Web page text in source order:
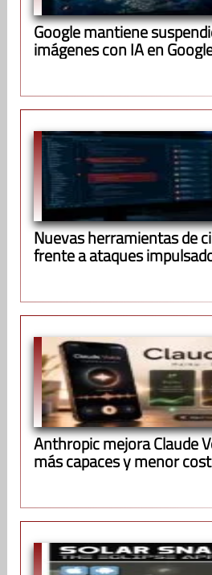
Google mantiene
imágenes con IA en
Nuevas herramientas de
frente a ataques
Anthropic mejora Claude
más capaces y menor